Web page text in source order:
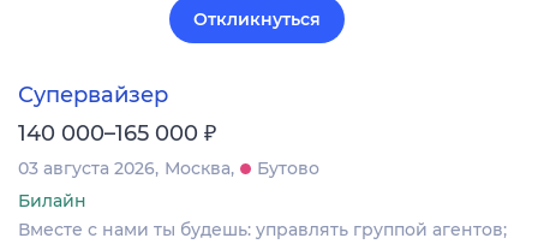
Откликнуться
Супервайзер
140 000–165 000 ₽
03 августа 2026 Москва
Бутово
Билайн
Вместе с нами ты будешь: управлять группой агентов;